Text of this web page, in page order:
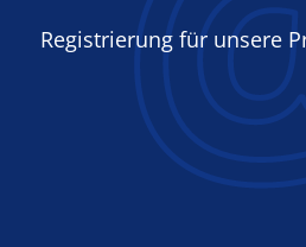
Registrierung für unsere